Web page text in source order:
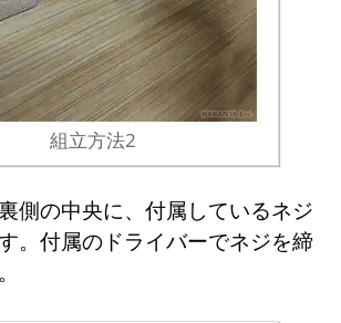
組立方法2
側の中央に、付属しているネジ
。付属のドライバーでネジを締